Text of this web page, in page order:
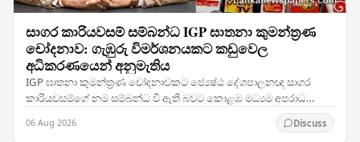
සාගර කාරියවසම් සම්බන්ධ IGP ඝාතනා කුමන්ත්‍රණ
චෝදනාව: ගැඹුරු විමර්ශනයකට කඩුවෙල
අධිකරණයෙන් අනුමැතිය
IGP ඝාතනා කුමන්ත්‍රණ චෝදනාවකට ජ්‍යෙෂ්ඨ දේශපාලනඥ සාගර
කාරියවසම්ගේ නම සම්බන්ධ වී ඇති බවට කොළඹ මධ්‍යම අපරාධ
විමර්ශන කාර්යාංශය (CCIB) ඉදිරිපත් කළ වාර්තාව සලකා බැලූ…
06 Aug 2026 Discuss